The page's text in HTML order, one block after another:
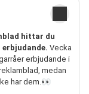
hittar du
Vecka
erbjudande i
medan
har dem.👀